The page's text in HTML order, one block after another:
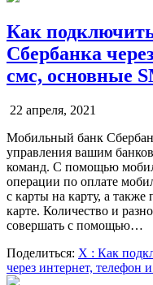
Как
Сбербанка
смс, основные
22 апреля, 2021
Мобильный банк
управления вашим
команд. С помощью
операции по оплате
с карты на карту, а также
карте. Количество и
совершать с помощью…
Поделиться: X : Как
через интернет,